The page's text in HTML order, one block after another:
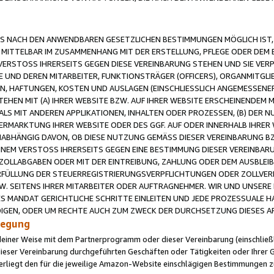
DEN ANWENDBAREN GESETZLICHEN BESTIMMUNGEN MÖGLICH
IM ZUSAMMENHANG MIT DER ERSTELLUNG, PFLEGE ODER DEM
IHRERSEITS GEGEN DIESE VEREINBARUNG STEHEN UND SIE
DEREN MITARBEITER, FUNKTIONSTRÄGER (OFFICERS),
HAFTUNGEN, KOSTEN UND AUSLAGEN (EINSCHLIESSLICH
MIT (A) IHRER WEBSITE BZW. AUF IHRER WEBSITE ERSCHEINENDEM
MIT ANDEREN APPLIKATIONEN, INHALTEN ODER PROZESSEN, (B) DER
IHRER WEBSITE ODER DES GGF. AUF ODER INNERHALB
DAVON, OB DIESE NUTZUNG GEMÄSS DIESER VEREINBARUNG
VERSTOSS IHRERSEITS GEGEN EINE BESTIMMUNG DIESER
ODER MIT DER EINTREIBUNG, ZAHLUNG ODER DEM
DER STEUERREGISTRIERUNGSVERPFLICHTUNGEN ODER
SEITENS IHRER MITARBEITER ODER AUFTRAGNEHMER. WIR UND
MANDAT GERICHTLICHE SCHRITTE EINLEITEN UND JEDE PROZESSUALE
ODER UM RECHTE AUCH ZUM ZWECK DER DURCHSETZUNG DIESES
Weise mit dem Partnerprogramm oder dieser Vereinbarung
Vereinbarung durchgeführten Geschäften oder Tätigkeiten oder Ihrer
den für die jeweilige Amazon-Website einschlägigen Bestimmungen